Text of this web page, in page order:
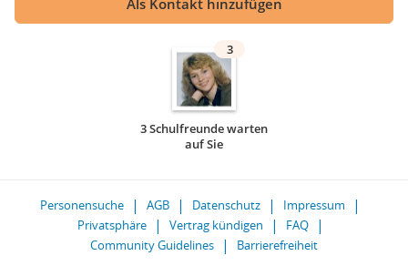
Als Kontakt hinzufügen
3
3 Schulfreunde warten
auf Sie
Personensuche AGB Datenschutz
Impressum
Privatsphäre
Vertrag kündigen
FAQ
Community Guidelines
Barrierefreiheit